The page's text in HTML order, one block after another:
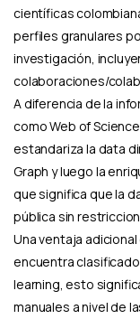
científicas
perfiles granulares
investigación,
colaboraciones/
A diferencia de la
como Web of
estandariza la data
Graph y luego la
que significa que la
pública sin
Una ventaja
encuentra
learning, esto
manuales a nivel de